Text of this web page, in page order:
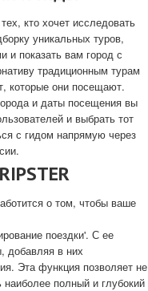
кто хочет исследовать
уникальных туров,
и показать вам город с
традиционным турам
которые они посещают.
и даты посещения вы
и выбрать тот
с гидом напрямую через
о том, чтобы ваше
поездки'. С ее
добавляя в них
Эта функция позволяет не
полный и глубокий